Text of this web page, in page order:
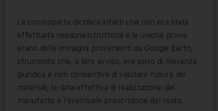
La controparte dichiara infatti che non era stata
effettuata nessuna istruttoria e le uniche prove
erano delle immagini provenienti da Google Earth,
strumento che, a loro avviso, era privo di rilevanza
giuridica e non consentiva di valutare l’usura dei
materiali, la data effettiva di realizzazione del
manufatto e l’eventuale prescrizione del reato.